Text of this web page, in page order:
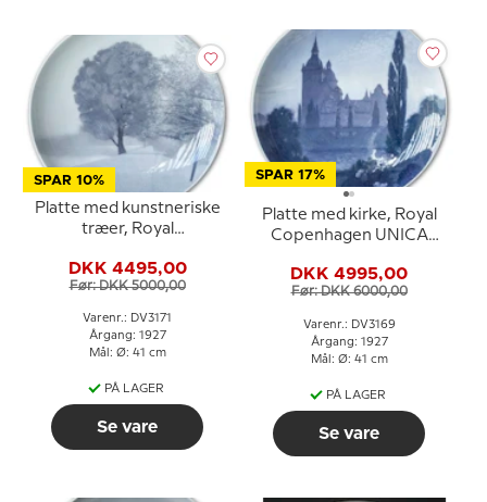
SPAR 10%
Platte med kunstneriske
træer, Royal
Signeret: K.S. 2/3 -1925
DKK 4495,00
Før: DKK 5000,00
Varenr.: DV3171
Årgang: 1927
Mål: Ø: 41 cm
PÅ LAGER
Se vare
SPAR 17%
Platte med kirke, Royal
Copenhagen UNICA
DKK 4995,00
Før: DKK 6000,00
Varenr.: DV3169
Årgang: 1927
Mål: Ø: 41 cm
PÅ LAGER
Se vare